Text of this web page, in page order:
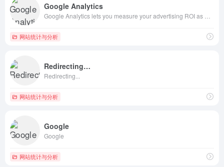
Google Analytics
网站统计与分析
Redirecting…
Redirecting...
网站统计与分析
Google
Google
网站统计与分析